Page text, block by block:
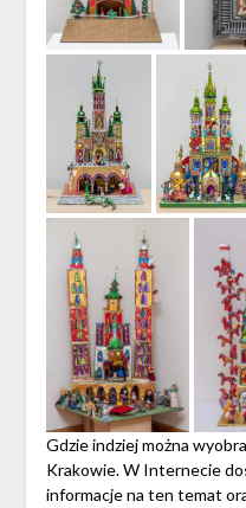
Gdzie indziej można
Krakowie. W Internecie
informacje na ten temat